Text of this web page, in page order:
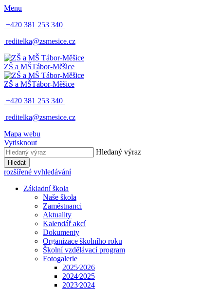
Menu
+420 381 253 340
reditelka@zsmesice.cz
ZŠ a MŠTábor-Měšice
ZŠ a MŠTábor-Měšice
+420 381 253 340
reditelka@zsmesice.cz
Mapa webu
Vytisknout
Hledaný výraz
Hledat
rozšířené vyhledávání
Základní škola
Naše škola
Zaměstnanci
Aktuality
Kalendář akcí
Dokumenty
Organizace školního roku
Školní vzdělávací program
Fotogalerie
2025⁄2026
2024⁄2025
2023⁄2024